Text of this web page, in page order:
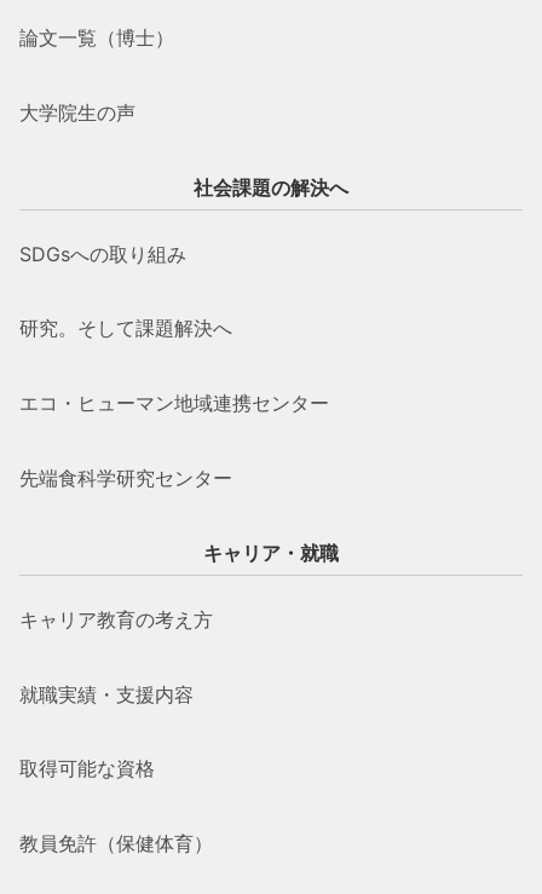
論文一覧（博士）
大学院生の声
社会課題の解決へ
SDGsへの取り組み
研究。そして課題解決へ
エコ・ヒューマン地域連携センター
先端食科学研究センター
キャリア・就職
キャリア教育の考え方
就職実績・支援内容
取得可能な資格
教員免許（保健体育）